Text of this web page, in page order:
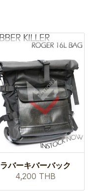
ラバーキバーバック
4,200 THB